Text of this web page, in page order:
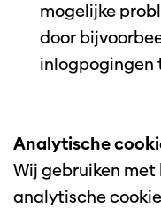
mogelijke
door
inlogpogingen
Analytische
Wij gebruiken
analytische